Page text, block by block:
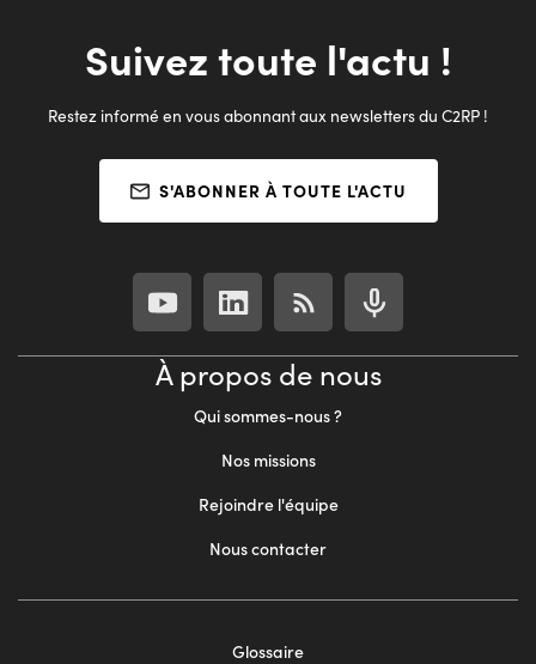
Suivez toute l'actu !
Restez informé en vous abonnant aux newsletters du C2RP !
S'ABONNER À TOUTE L'ACTU
À propos de nous
Qui sommes-nous ?
Nos missions
Rejoindre l'équipe
Nous contacter
Glossaire